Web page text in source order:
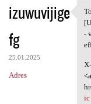
izuwuvijige
fg
25.01.2025
Adres
To
-
<a
ic